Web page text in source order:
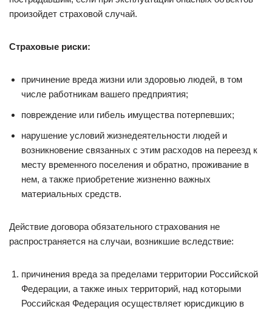
произойдет страховой случай.
Страховые риски:
причинение вреда жизни или здоровью людей, в том
числе работникам вашего предприятия;
повреждение или гибель имущества потерпевших;
нарушение условий жизнедеятельности людей и
возникновение связанных с этим расходов на переезд к
месту временного поселения и обратно, проживание в
нем, а также приобретение жизненно важных
материальных средств.
Действие договора обязательного страхования не
распространяется на случаи, возникшие вследствие:
причинения вреда за пределами территории Российской
Федерации, а также иных территорий, над которыми
Российская Федерация осуществляет юрисдикцию в